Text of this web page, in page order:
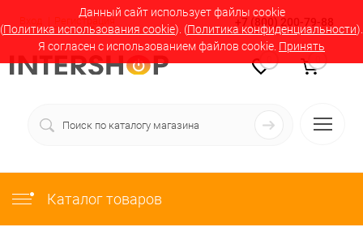
Данный сайт использует файлы cookie
(Политика использования cookie). (Политика конфиденциальности).
Я согласен с использованием файлов cookie. Принять
Вход Регистрация +7 (800) 200-79-88
Каталог товаров